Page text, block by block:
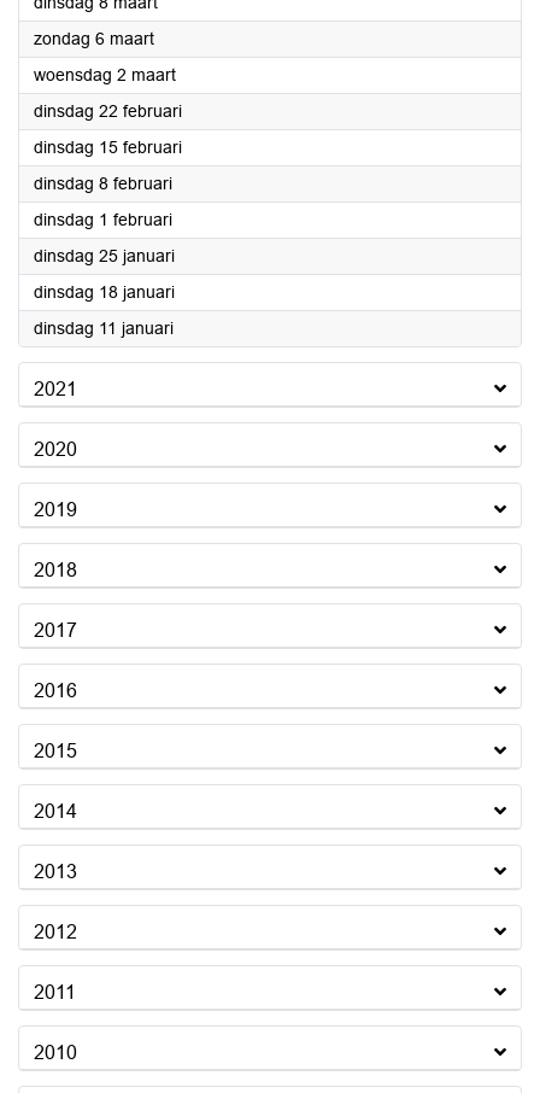
zondag 6 maart2022
woensdag 2 maart2022
dinsdag 22 februari2022
dinsdag 15 februari2022
dinsdag 8 februari2022
dinsdag 1 februari2022
dinsdag 25 januari2022
dinsdag 18 januari2022
dinsdag 11 januari2022
2021
2020
2019
2018
2017
2016
2015
2014
2013
2012
2011
2010